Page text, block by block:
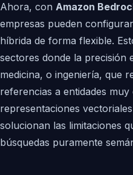
Ahora, con Amazon
empresas pueden
híbrida de forma flexible.
sectores donde la precisión
medicina, o ingeniería, que
referencias a entidades
representaciones
solucionan las limitaciones
búsquedas puramente